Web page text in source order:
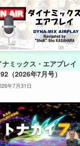
ナミックス・エアプレイ
（2026年7月号）
年7月31日